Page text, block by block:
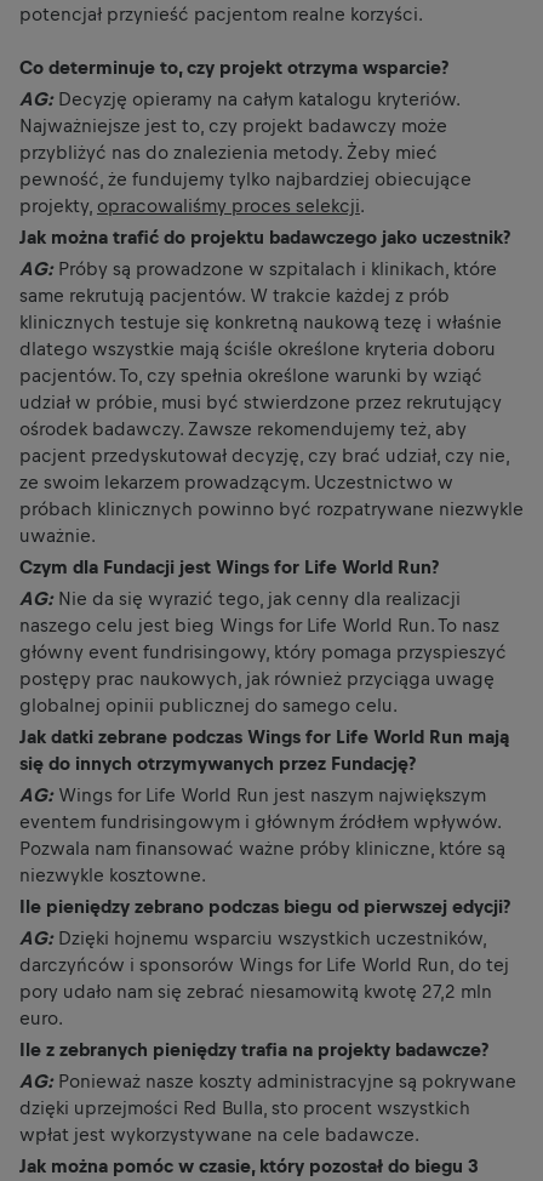
potencjał przynieść pacjentom realne korzyści.
Co determinuje to, czy projekt otrzyma wsparcie?
AG:Decyzję opieramy na całym katalogu kryteriów.
Najważniejsze jest to, czy projekt badawczy może
przybliżyć nas do znalezienia metody. Żeby mieć
pewność, że fundujemy tylko najbardziej obiecujące
projekty, opracowaliśmy proces selekcji.
Jak można trafić do projektu badawczego jako uczestnik?
AG:Próby są prowadzone w szpitalach i klinikach, które
same rekrutują pacjentów. W trakcie każdej z prób
klinicznych testuje się konkretną naukową tezę i właśnie
dlatego wszystkie mają ściśle określone kryteria doboru
pacjentów. To, czy spełnia określone warunki by wziąć
udział w próbie, musi być stwierdzone przez rekrutujący
ośrodek badawczy. Zawsze rekomendujemy też, aby
pacjent przedyskutował decyzję, czy brać udział, czy nie,
ze swoim lekarzem prowadzącym. Uczestnictwo w
próbach klinicznych powinno być rozpatrywane niezwykle
uważnie.
Czym dla Fundacji jest Wings for Life World Run?
AG:Nie da się wyrazić tego, jak cenny dla realizacji
naszego celu jest bieg Wings for Life World Run. To nasz
główny event fundrisingowy, który pomaga przyspieszyć
postępy prac naukowych, jak również przyciąga uwagę
globalnej opinii publicznej do samego celu.
Jak datki zebrane podczas Wings for Life World Run mają
się do innych otrzymywanych przez Fundację?
AG:Wings for Life World Run jest naszym największym
eventem fundrisingowym i głównym źródłem wpływów.
Pozwala nam finansować ważne próby kliniczne, które są
niezwykle kosztowne.
Ile pieniędzy zebrano podczas biegu od pierwszej edycji?
AG:Dzięki hojnemu wsparciu wszystkich uczestników,
darczyńców i sponsorów Wings for Life World Run, do tej
pory udało nam się zebrać niesamowitą kwotę 27,2 mln
euro.
Ile z zebranych pieniędzy trafia na projekty badawcze?
AG:Ponieważ nasze koszty administracyjne są pokrywane
dzięki uprzejmości Red Bulla, sto procent wszystkich
wpłat jest wykorzystywane na cele badawcze.
Jak można pomóc w czasie, który pozostał do biegu 3